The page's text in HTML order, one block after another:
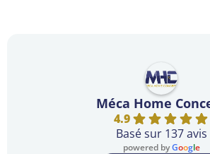
Méca Home
4.9
Basé sur 137 avis
powered byGoogle